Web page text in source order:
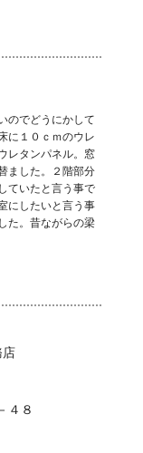
のでどうにかして
に１０ｃｍのウレ
レタンパネル。窓
ました。２階部分
ていたと言う事で
にしたいと言う事
た。昔ながらの梁
４８